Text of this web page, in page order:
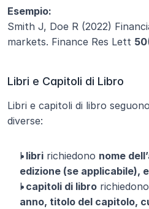
Esempio:
Smith J, Doe R (2022)
markets. Finance Res Lett 50
Libri e Capitoli di Libro
Libri e capitoli di libro
diverse:
I libri richiedono nome
edizione (se applicabile),
I capitoli di libro richiedono
anno, titolo del capitolo,